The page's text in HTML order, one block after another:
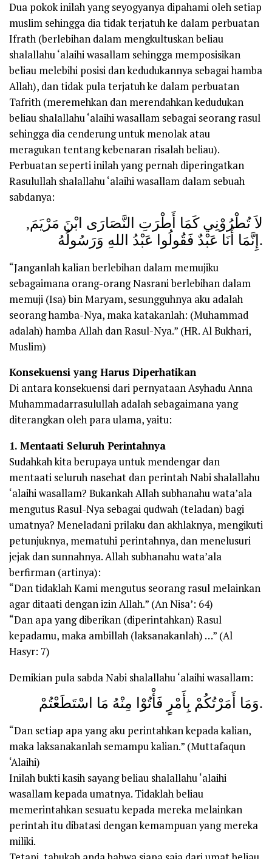
Dua pokok inilah yang seyogyanya dipahami oleh setiap
muslim sehingga dia tidak terjatuh ke dalam perbuatan
Ifrath (berlebihan dalam mengkultuskan beliau
shalallahu ‘alaihi wasallam sehingga memposisikan
beliau melebihi posisi dan kedudukannya sebagai hamba
Allah), dan tidak pula terjatuh ke dalam perbuatan
Tafrith (meremehkan dan merendahkan kedudukan
beliau shalallahu ‘alaihi wasallam sebagai seorang rasul
sehingga dia cenderung untuk menolak atau
meragukan tentang kebenaran risalah beliau).
Perbuatan seperti inilah yang pernah diperingatkan
Rasulullah shalallahu ‘alaihi wasallam dalam sebuah
sabdanya:
لاَ تُطْرُوْنِي كَمَا أَطْرَتِ النَّصَارَى ابْنَ مَرْيَمَ,
إِنَّمَا أَنَا عَبْدٌ فَقُولُوا عَبْدُ اللهِ وَرَسُولُهُ.
“Janganlah kalian berlebihan dalam memujiku
sebagaimana orang-orang Nasrani berlebihan dalam
memuji (Isa) bin Maryam, sesungguhnya aku adalah
seorang hamba-Nya, maka katakanlah: (Muhammad
adalah) hamba Allah dan Rasul-Nya.” (HR. Al Bukhari,
Muslim)
Konsekuensi yang Harus Diperhatikan
Di antara konsekuensi dari pernyataan Asyhadu Anna
Muhammadarrasulullah adalah sebagaimana yang
diterangkan oleh para ulama, yaitu:
1. Mentaati Seluruh Perintahnya
Sudahkah kita berupaya untuk mendengar dan
mentaati seluruh nasehat dan perintah Nabi shalallahu
‘alaihi wasallam? Bukankah Allah subhanahu wata’ala
mengutus Rasul-Nya sebagai qudwah (teladan) bagi
umatnya? Meneladani prilaku dan akhlaknya, mengikuti
petunjuknya, mematuhi perintahnya, dan menelusuri
jejak dan sunnahnya. Allah subhanahu wata’ala
berfirman (artinya):
“Dan tidaklah Kami mengutus seorang rasul melainkan
agar ditaati dengan izin Allah.” (An Nisa’: 64)
“Dan apa yang diberikan (diperintahkan) Rasul
kepadamu, maka ambillah (laksanakanlah) …” (Al
Hasyr: 7)
Demikian pula sabda Nabi shalallahu ‘alaihi wasallam:
وَمَا أَمَرْتُكُمْ بِأَمْرٍ فَأْتُوْا مِنْهُ مَا اسْتَطَعْتُمْ.
“Dan setiap apa yang aku perintahkan kepada kalian,
maka laksanakanlah semampu kalian.” (Muttafaqun
‘Alaihi)
Inilah bukti kasih sayang beliau shalallahu ‘alaihi
wasallam kepada umatnya. Tidaklah beliau
memerintahkan sesuatu kepada mereka melainkan
perintah itu dibatasi dengan kemampuan yang mereka
miliki.